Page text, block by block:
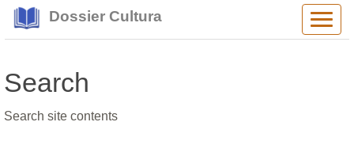
Dossier Cultura
Search
Search site contents